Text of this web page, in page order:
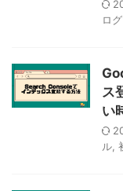
ロ
ス
い
ル